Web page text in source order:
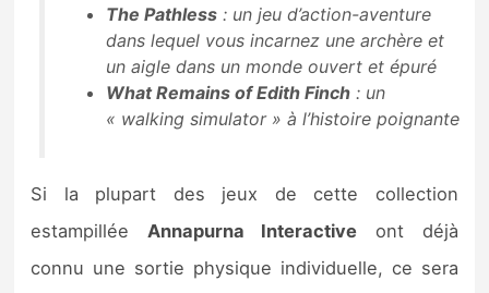
The Pathless : un jeu d’action-aventure
dans lequel vous incarnez une archère et
un aigle dans un monde ouvert et épuré
What Remains of Edith Finch : un
« walking simulator » à l’histoire poignante
Si la plupart des jeux de cette collection
estampillée Annapurna Interactive ont déjà
connu une sortie physique individuelle, ce sera